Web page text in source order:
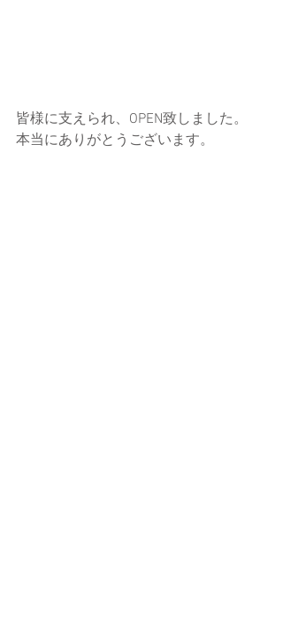
皆様に支えられ、OPEN致しました。
本当にありがとうございます。